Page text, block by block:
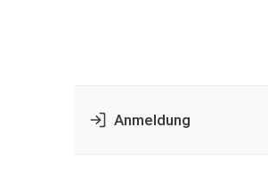
Anmeldung